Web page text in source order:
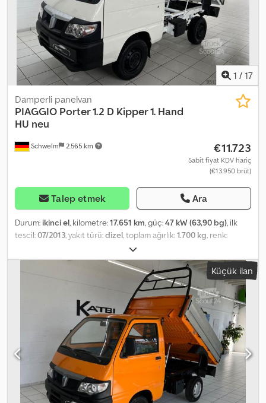
1 / 17
Schwelm 2.565 km
Damperli panelvan
PIAGGIO Porter 1.2 D Kipper 1. Hand
HU neu
€11.723
Sabit fiyat KDV hariç
(€13.950 brüt)
Talep etmek Ara
Durum: ikinci el, kilometre:17.651 km, güç:47 kW (63,90 bg), ilk
tescil:07/2013, yakıt türü:dizel, toplam ağırlık:1.700 kg, renk:
, emisyon sınıfı:
toplam uzunluk:3.565 mm, toplam genişlik:1.460 mm, toplam
ABS, Araç Numarası: 30 * Sigara
içilmemiş araç * İlk sahibi Chodpfezq Erksx Ai Ija ---- * Hidrolik
direksiyon * ABS * Yeni araç muayenesi yapıldı * Yeni periyodik
bakım yapıldı * HSN (2.1) 4013 * TSN (2.2) AHZ ---- İsteğe bağlı
olarak test sürüşü ve seçtiğiniz bir atölyede gösterim imkanı
mevcuttur. ----96 aya kadar, peşinatsız ve cazip koşullarda
finansman imkanı sunulmaktadır!!! ---- Mevcut aracınızı peşinat
olarak kabul etmekten memnuniyet duyarız! ---- Hatalar, yazım
yanlışları ve önceden satış ihtimali saklıdır... ---- 30 yılı aşkın
deneyime sahip otomobil firmamızdan kaliteli ikinci el araçlar!!! ----
Çalışma Saatleri: Pazartesi-Cuma 10:00 - 18:00 ve Cumartesi 10:00 -
Küçük ilan